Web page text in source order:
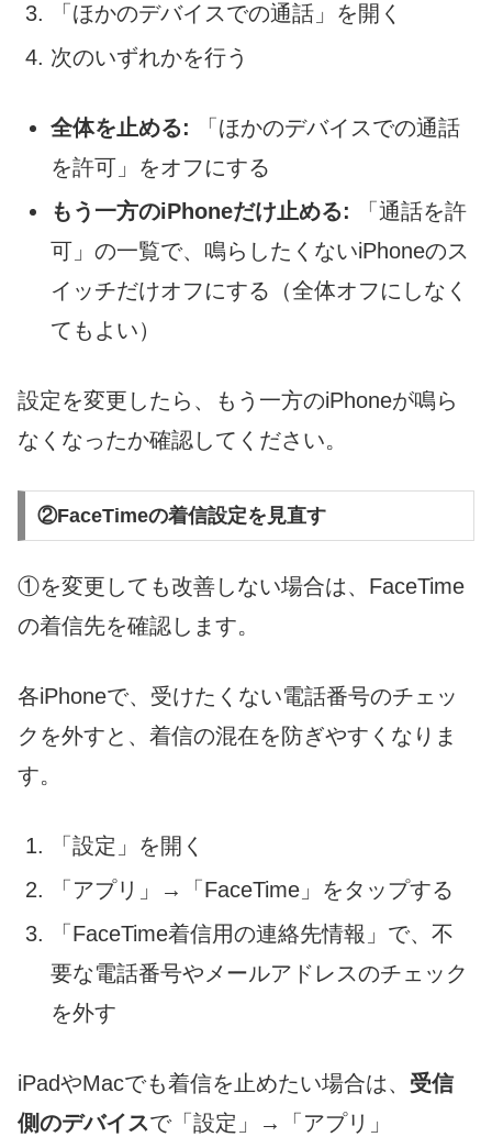
「ほかのデバイスでの通話」を開く
次のいずれかを行う
全体を止める: 「ほかのデバイスでの通話
を許可」をオフにする
もう一方のiPhoneだけ止める: 「通話を許
可」の一覧で、鳴らしたくないiPhoneのス
イッチだけオフにする（全体オフにしなく
てもよい）
設定を変更したら、もう一方のiPhoneが鳴ら
なくなったか確認してください。
②FaceTimeの着信設定を見直す
①を変更しても改善しない場合は、FaceTime
の着信先を確認します。
各iPhoneで、受けたくない電話番号のチェッ
クを外すと、着信の混在を防ぎやすくなりま
す。
「設定」を開く
「アプリ」→「FaceTime」をタップする
「FaceTime着信用の連絡先情報」で、不
要な電話番号やメールアドレスのチェック
を外す
iPadやMacでも着信を止めたい場合は、 受信
側のデバイスで「設定」→「アプリ」